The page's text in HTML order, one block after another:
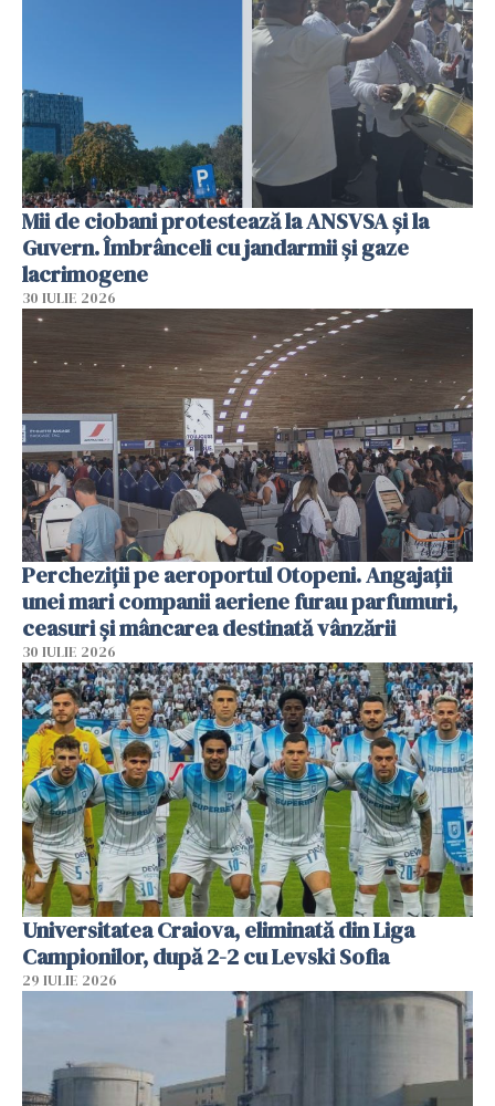
Mii de ciobani protestează la ANSVSA și la
Guvern. Îmbrânceli cu jandarmii și gaze
lacrimogene
30 IULIE 2026
Percheziții pe aeroportul Otopeni. Angajații
unei mari companii aeriene furau parfumuri,
ceasuri și mâncarea destinată vânzării
30 IULIE 2026
Universitatea Craiova, eliminată din Liga
Campionilor, după 2-2 cu Levski Sofia
29 IULIE 2026